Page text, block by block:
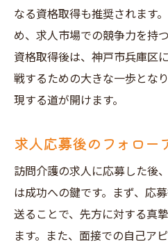
なる資格取得も推奨されます
め、求人市場での競争力を持
資格取得後は、神戸市兵庫区
戦するための大きな一歩とな
現する道が開けます。
求人応募後のフォロー
訪問介護の求人に応募した後
は成功への鍵です。まず、応
送ることで、先方に対する真
ます。また、面接での自己ア